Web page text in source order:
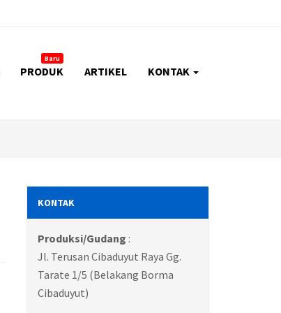
PRODUK
Baru
ARTIKEL KONTAK
KONTAK
Produksi/Gudang :
Jl. Terusan Cibaduyut Raya Gg.
Tarate 1/5 (Belakang Borma
Cibaduyut)